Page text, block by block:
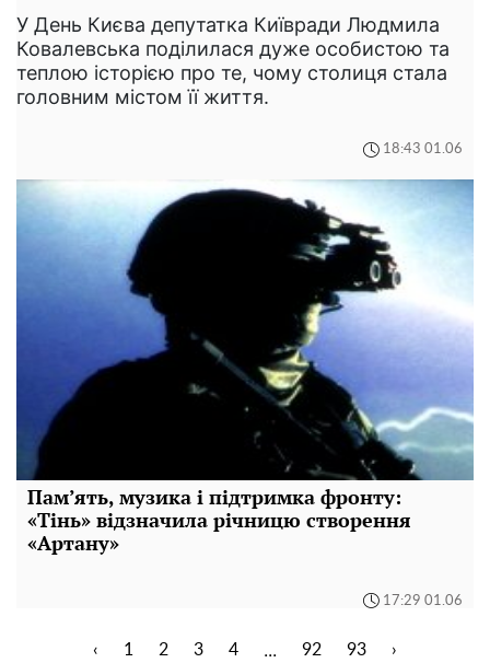
У День Києва депутатка Київради Людмила
Ковалевська поділилася дуже особистою та
теплою історією про те, чому столиця стала
головним містом її життя.
18:43 01.06
Пам’ять, музика і підтримка фронту:
«Тінь» відзначила річницю створення
«Артану»
17:29 01.06
‹ 1 2 3 4 ... 92 93 ›